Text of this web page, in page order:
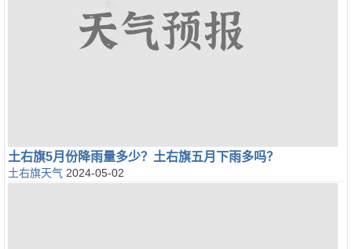
土右旗5月份降雨量多少？土右旗五月下雨多吗？
土右旗天气 2024-05-02